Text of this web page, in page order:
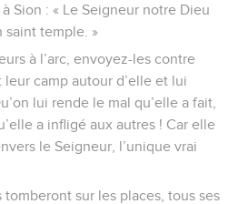
Sion : « Le Seigneur notre Dieu
saint temple. »
à l’arc, envoyez-les contre
leur camp autour d’elle et lui
lui rende le mal qu’elle a fait,
a infligé aux autres ! Car elle
le Seigneur, l’unique vrai
tomberont sur les places, tous ses